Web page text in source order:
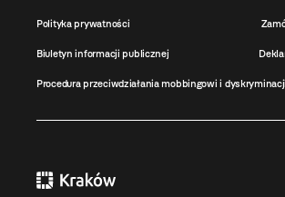
Polityka prywatności
Biuletyn informacji publicznej
Procedura przeciwdziałania mobbingowi i dyskryminacji